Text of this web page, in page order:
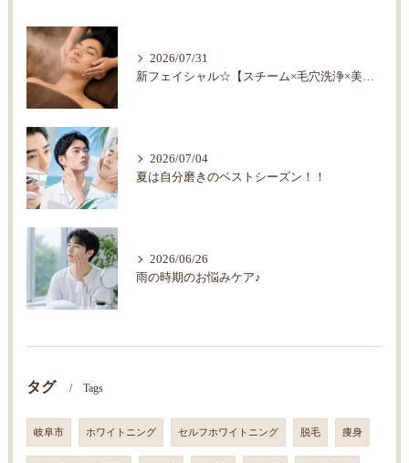
2026/07/31
新フェイシャル☆【スチーム×毛穴洗浄×美顔器×マッサージ】
2026/07/04
夏は自分磨きのベストシーズン！！
2026/06/26
雨の時期のお悩みケア♪
タグ Tags
岐阜市 ホワイトニング セルフホワイトニング 脱毛 痩身